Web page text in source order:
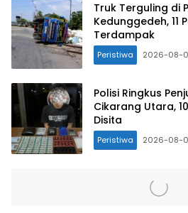
Truk Terguling di
Kedunggedeh, 11
Terdampak
Peristiwa 2026-08-
Polisi Ringkus
Cikarang Utara,
Disita
Peristiwa 2026-08-